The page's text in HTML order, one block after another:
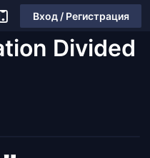
Вход / Регистрация
Divided